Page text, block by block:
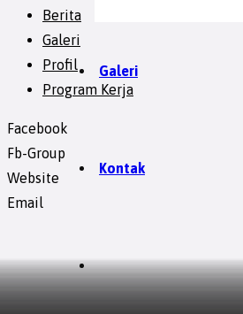
Galeri
Kontak
Berita
Galeri
Profil
Program Kerja
Facebook
Fb-Group
Website
Email